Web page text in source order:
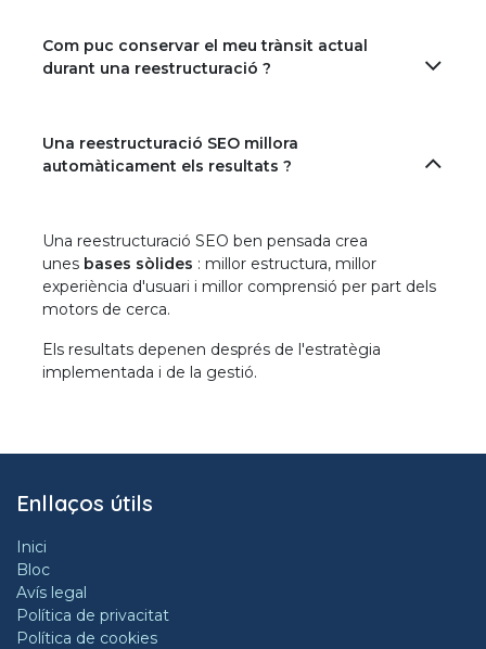
Com puc conservar el meu trànsit actual
durant una reestructuració ?
Una reestructuració SEO millora
automàticament els resultats ?
Una reestructuració SEO ben pensada crea
unes bases sòlides : millor estructura, millor
experiència d'usuari i millor comprensió per part dels
motors de cerca.
Els resultats depenen després de l'estratègia
implementada i de la gestió.
Enllaços útils
Inici
Bloc
Avís legal
Política de privacitat
Política de cookies